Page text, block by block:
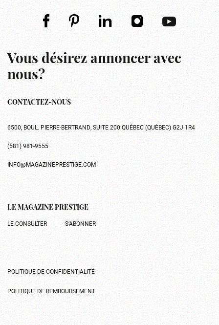
Vous désirez annoncer avec
nous?
CONTACTEZ-NOUS
6500, BOUL. PIERRE-BERTRAND, SUITE 200 QUÉBEC (QUÉBEC) G2J 1R4
(581) 981-9555
INFO@MAGAZINEPRESTIGE.COM
LE MAGAZINE PRESTIGE
LE CONSULTER S’ABONNER
POLITIQUE DE CONFIDENTIALITÉ
POLITIQUE DE REMBOURSEMENT